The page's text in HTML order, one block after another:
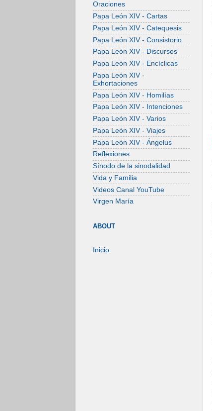
Oraciones
Papa León XIV - Cartas
Papa León XIV - Catequesis
Papa León XIV - Consistorio
Papa León XIV - Discursos
Papa León XIV - Encíclicas
Papa León XIV -
Exhortaciones
Papa León XIV - Homilías
Papa León XIV - Intenciones
Papa León XIV - Varios
Papa León XIV - Viajes
Papa León XIV - Ángelus
Reflexiones
Sínodo de la sinodalidad
Vida y Familia
Videos Canal YouTube
Virgen María
ABOUT
Inicio